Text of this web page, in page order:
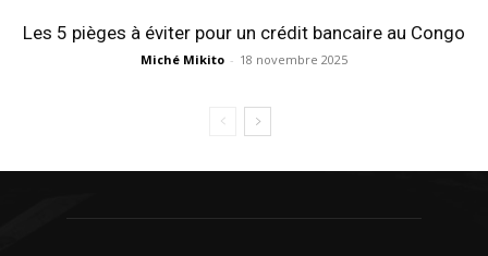
Les 5 pièges à éviter pour un crédit bancaire au Congo
Miché Mikito - 18 novembre 2025